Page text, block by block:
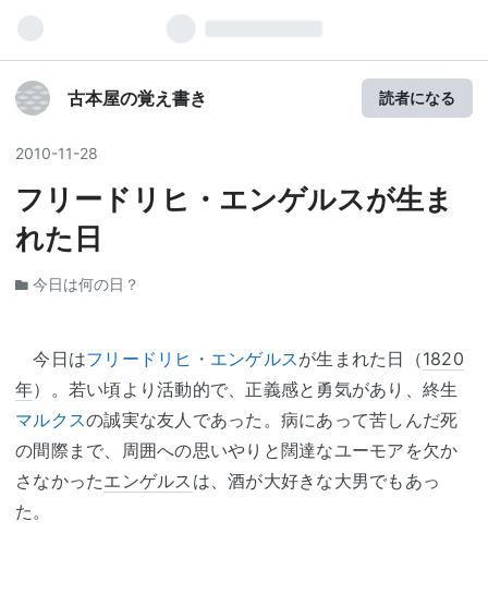
古本屋の覚え書き 読者になる
2010-11-28
フリードリヒ・エンゲルスが生ま
れた日
今日は何の日？
今日はフリードリヒ・エンゲルスが生まれた日（1820
年）。若い頃より活動的で、正義感と勇気があり、終生
マルクスの誠実な友人であった。病にあって苦しんだ死
の間際まで、周囲への思いやりと闊達なユーモアを欠か
さなかったエンゲルス は、酒が大好きな大男でもあっ
た。